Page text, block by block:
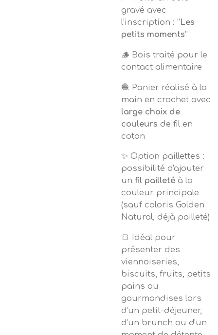
gravé avec
l’inscription : “Les
petits moments”
🪵 Bois traité pour le
contact alimentaire
🧶 Panier réalisé à la
main en crochet avec
large choix de
couleurs de fil en
coton
✨ Option paillettes :
possibilité d'ajouter
un fil pailleté à la
couleur principale
(sauf coloris Golden
Natural, déjà pailleté)
🍞 Idéal pour
présenter des
viennoiseries,
biscuits, fruits, petits
pains ou
gourmandises lors
d'un petit-déjeuner,
d'un brunch ou d'un